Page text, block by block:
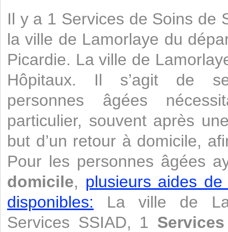
Il y a 1 Services de Soins de
la ville de Lamorlaye du
Picardie. La ville de
Hôpitaux. Il s’agit de
personnes âgées
particulier, souvent après
but d’un retour à domicile,
Pour les personnes âgées
domicile, plusieurs aides
disponibles: La ville de
Services SSIAD, 1